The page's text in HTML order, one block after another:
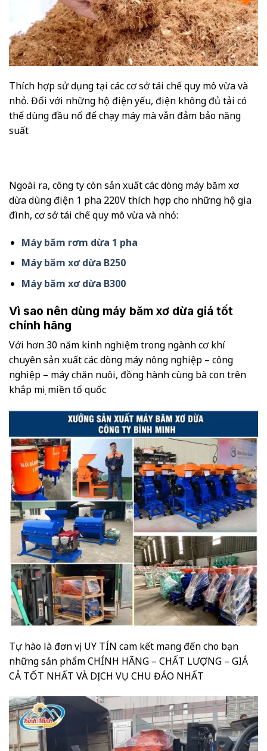
Thích hợp sử dụng tại các cơ sở tái chế quy mô vừa và
nhỏ. Đối với những hộ điện yếu, điện không đủ tải có
thể dùng đầu nổ để chạy máy mà vẫn đảm bảo năng
suất
Ngoài ra, công ty còn sản xuất các dòng máy băm xơ
dừa dùng điện 1 pha 220V thích hợp cho những hộ gia
đình, cơ sở tái chế quy mô vừa và nhỏ:
Máy băm rơm dừa 1 pha
Máy băm xơ dừa B250
Máy băm xơ dừa B300
Vì sao nên dùng máy băm xơ dừa giá tốt
chính hãng
Với hơn 30 năm kinh nghiệm trong ngành cơ khí
chuyên sản xuất các dòng máy nông nghiệp – công
nghiệp – máy chăn nuôi, đồng hành cùng bà con trên
khắp mọi miền tổ quốc
Tự hào là đơn vị UY TÍN cam kết mang đến cho bạn
những sản phẩm CHÍNH HÃNG – CHẤT LƯỢNG – GIÁ
CẢ TỐT NHẤT VÀ DỊCH VỤ CHU ĐÁO NHẤT